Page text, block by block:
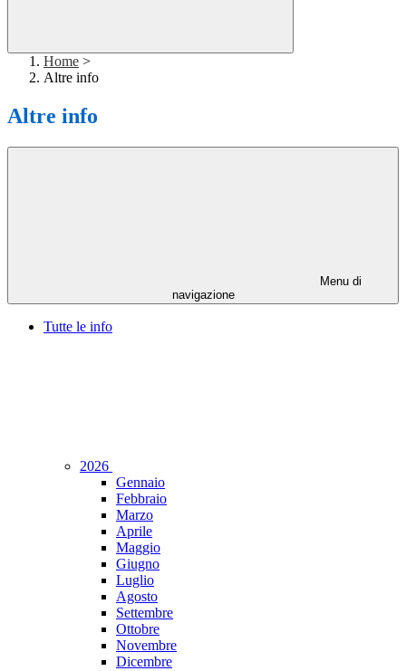
Home >
Altre info
Altre info
Menu di
navigazione
Tutte le info
2026
Gennaio
Febbraio
Marzo
Aprile
Maggio
Giugno
Luglio
Agosto
Settembre
Ottobre
Novembre
Dicembre